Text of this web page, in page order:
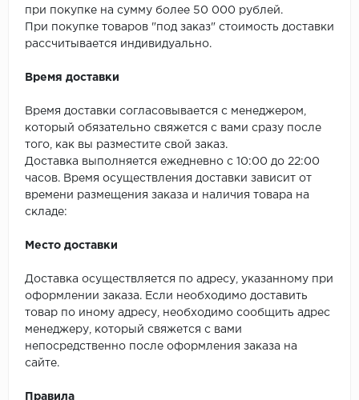
при покупке на сумму более 50 000 рублей.
При покупке товаров "под заказ" стоимость доставки
рассчитывается индивидуально.
Время доставки
Время доставки согласовывается с менеджером,
который обязательно свяжется с вами сразу после
того, как вы разместите свой заказ.
Доставка выполняется ежедневно с 10:00 до 22:00
часов. Время осуществления доставки зависит от
времени размещения заказа и наличия товара на
складе:
Место доставки
Доставка осуществляется по адресу, указанному при
оформлении заказа. Если необходимо доставить
товар по иному адресу, необходимо сообщить адрес
менеджеру, который свяжется с вами
непосредственно после оформления заказа на
сайте.
Правила